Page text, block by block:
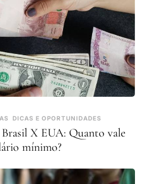
DICAS E OPORTUNIDADES
X EUA: Quanto vale
mínimo?